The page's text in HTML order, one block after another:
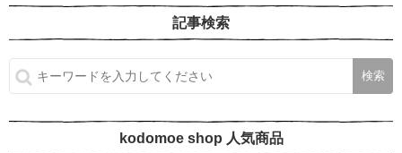
記事検索
kodomoe shop 人気商品